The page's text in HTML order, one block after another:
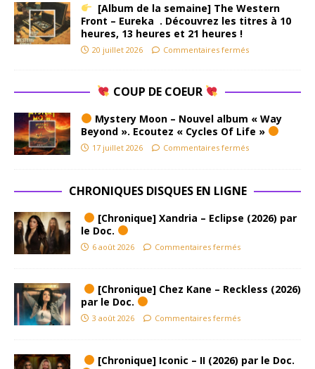
[Album de la semaine] The Western
Front – Eureka . Découvrez les titres à 10
heures, 13 heures et 21 heures !
20 juillet 2026 Commentaires fermés
COUP DE COEUR
Mystery Moon – Nouvel album « Way
Beyond ». Ecoutez « Cycles Of Life »
17 juillet 2026 Commentaires fermés
CHRONIQUES DISQUES EN LIGNE
[Chronique] Xandria – Eclipse (2026) par
le Doc.
6 août 2026 Commentaires fermés
[Chronique] Chez Kane – Reckless (2026)
par le Doc.
3 août 2026 Commentaires fermés
[Chronique] Iconic – II (2026) par le Doc.